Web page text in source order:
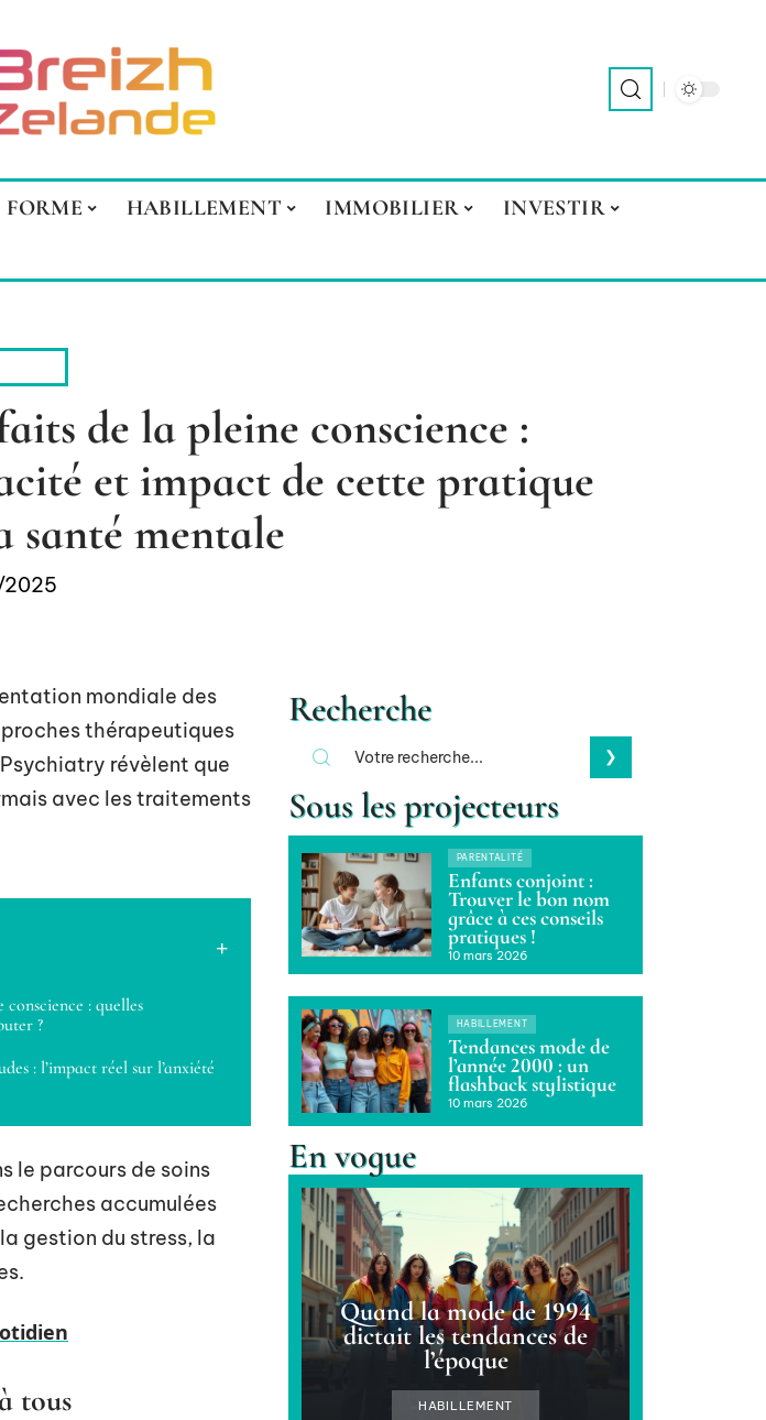
FORME HABILLEMENT IMMOBILIER
INVESTIR
de la pleine conscience :
et impact de cette pratique
santé mentale
2025
mondiale des
thérapeutiques
révèlent que
avec les traitements
: quelles
?
: l’impact réel sur l’anxiété
le parcours de soins
accumulées
gestion du stress, la
tous
Recherche
Sous les projecteurs
PARENTALITÉ
Enfants conjoint :
Trouver le bon nom
grâce à ces conseils
pratiques !
10 mars 2026
HABILLEMENT
Tendances mode de
l’année 2000 : un
flashback stylistique
10 mars 2026
En vogue
Quand la mode de 1994
dictait les tendances de
l’époque
HABILLEMENT